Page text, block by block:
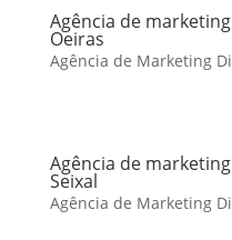
Agência de
Oeiras
Agência de Marketing
Agência de
Seixal
Agência de Marketing